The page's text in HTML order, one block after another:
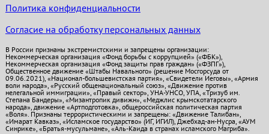
Политика конфиденциальности
Согласие на обработку персональных данных
В России признаны экстремистскими и запрещены организации:
Некоммерческая организация «Фонд борьбы с коррупцией» («ФБК»),
Некоммерческая организация «Фонд защиты прав граждан» («ФЗПГ»),
Общественное движение «Штабы Навального» (решение Мосгорсуда от
09.06.2021), «Национал-большевистская партия», «Свидетели Иеговы», «Армия
воли народа», «Русский общенациональный союз», «Движение против
нелегальной иммиграции», «Правый сектор», УНА-УНСО, УПА, «Тризуб им.
Степана Бандеры», «Мизантропик дивижн», «Меджлис крымскотатарского
народа», движение «Артподготовка», общероссийская политическая партия
«Воля». Признаны террористическими и запрещены: «Движение Талибан»,
«Имарат Кавказ», «Исламское государство» (ИГ, ИГИЛ), Джебхад-ан-Нусра, «АУМ
Синрике», «Братья-мусульмане», «Аль-Каида в странах исламского Магриба».